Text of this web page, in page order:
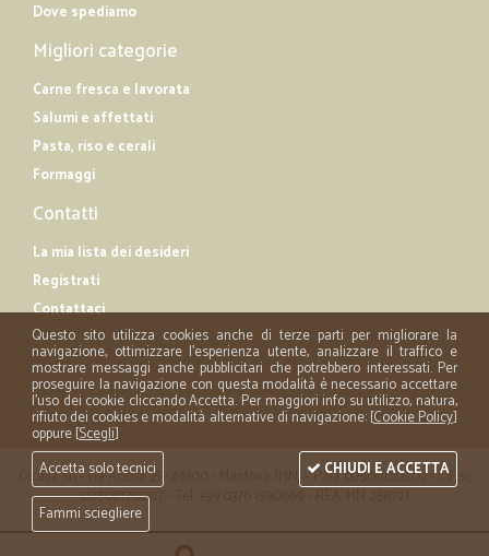
Dove spediamo
Migliori categorie
Carne fresca e lavorata
Salumi e affettati
Pasta, riso e cerali
Formaggi
Contatti
La mia lista dei desideri
Registrati
Contattaci
Cicalia srl - via Acerbi 35 - 46100 - Mantova (MN) - P.iva 02508120207 - C.Fisc
02508120207 - Tel. +39 0376 1590669 - REA: MN 258721
Questo sito utilizza cookies anche di terze parti per migliorare la
navigazione, ottimizzare l'esperienza utente, analizzare il traffico e
mostrare messaggi anche pubblicitari che potrebbero interessati. Per
proseguire la navigazione con questa modalità è necessario accettare
l'uso dei cookie cliccando Accetta. Per maggiori info su utilizzo, natura,
rifiuto dei cookies e modalità alternative di navigazione: [Cookie Policy]
oppure [Scegli]
Accetta solo tecnici
Fammi sciegliere
CHIUDI E ACCETTA